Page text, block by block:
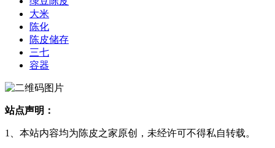
大米
陈化
陈皮储存
三七
容器
站点声明：
1、本站内容均为陈皮之家原创，未经许可不得私自转载。